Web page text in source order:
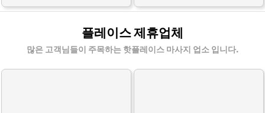
플레이스 제휴업체
많은 고객님들이 주목하는 핫플레이스 마사지 업소 입니다.